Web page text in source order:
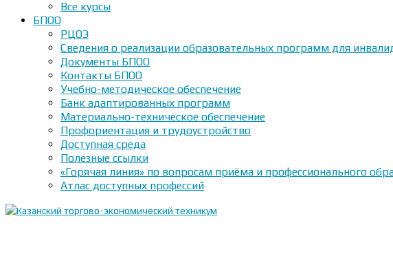
Все курсы
БПОО
РЦОЭ
Сведения о реализации образовательных программ для
Документы БПОО
Контакты БПОО
Учебно-методическое обеспечение
Банк адаптированных программ
Материально-техническое обеспечение
Профориентация и трудоустройство
Доступная среда
Полезные ссылки
«Горячая линия» по вопросам приёма и профессионального
Атлас доступных профессий